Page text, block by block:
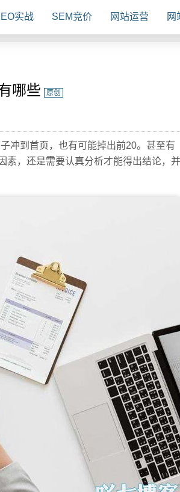
实战 SEM竞价 网站运营 网
哪些 原创
冲到首页，也有可能掉出前20。甚至有
素，还是需要认真分析才能得出结论，并